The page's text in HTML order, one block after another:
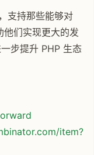
支持那些能够对
他们实现更大的发
步提升 PHP 生态
item?